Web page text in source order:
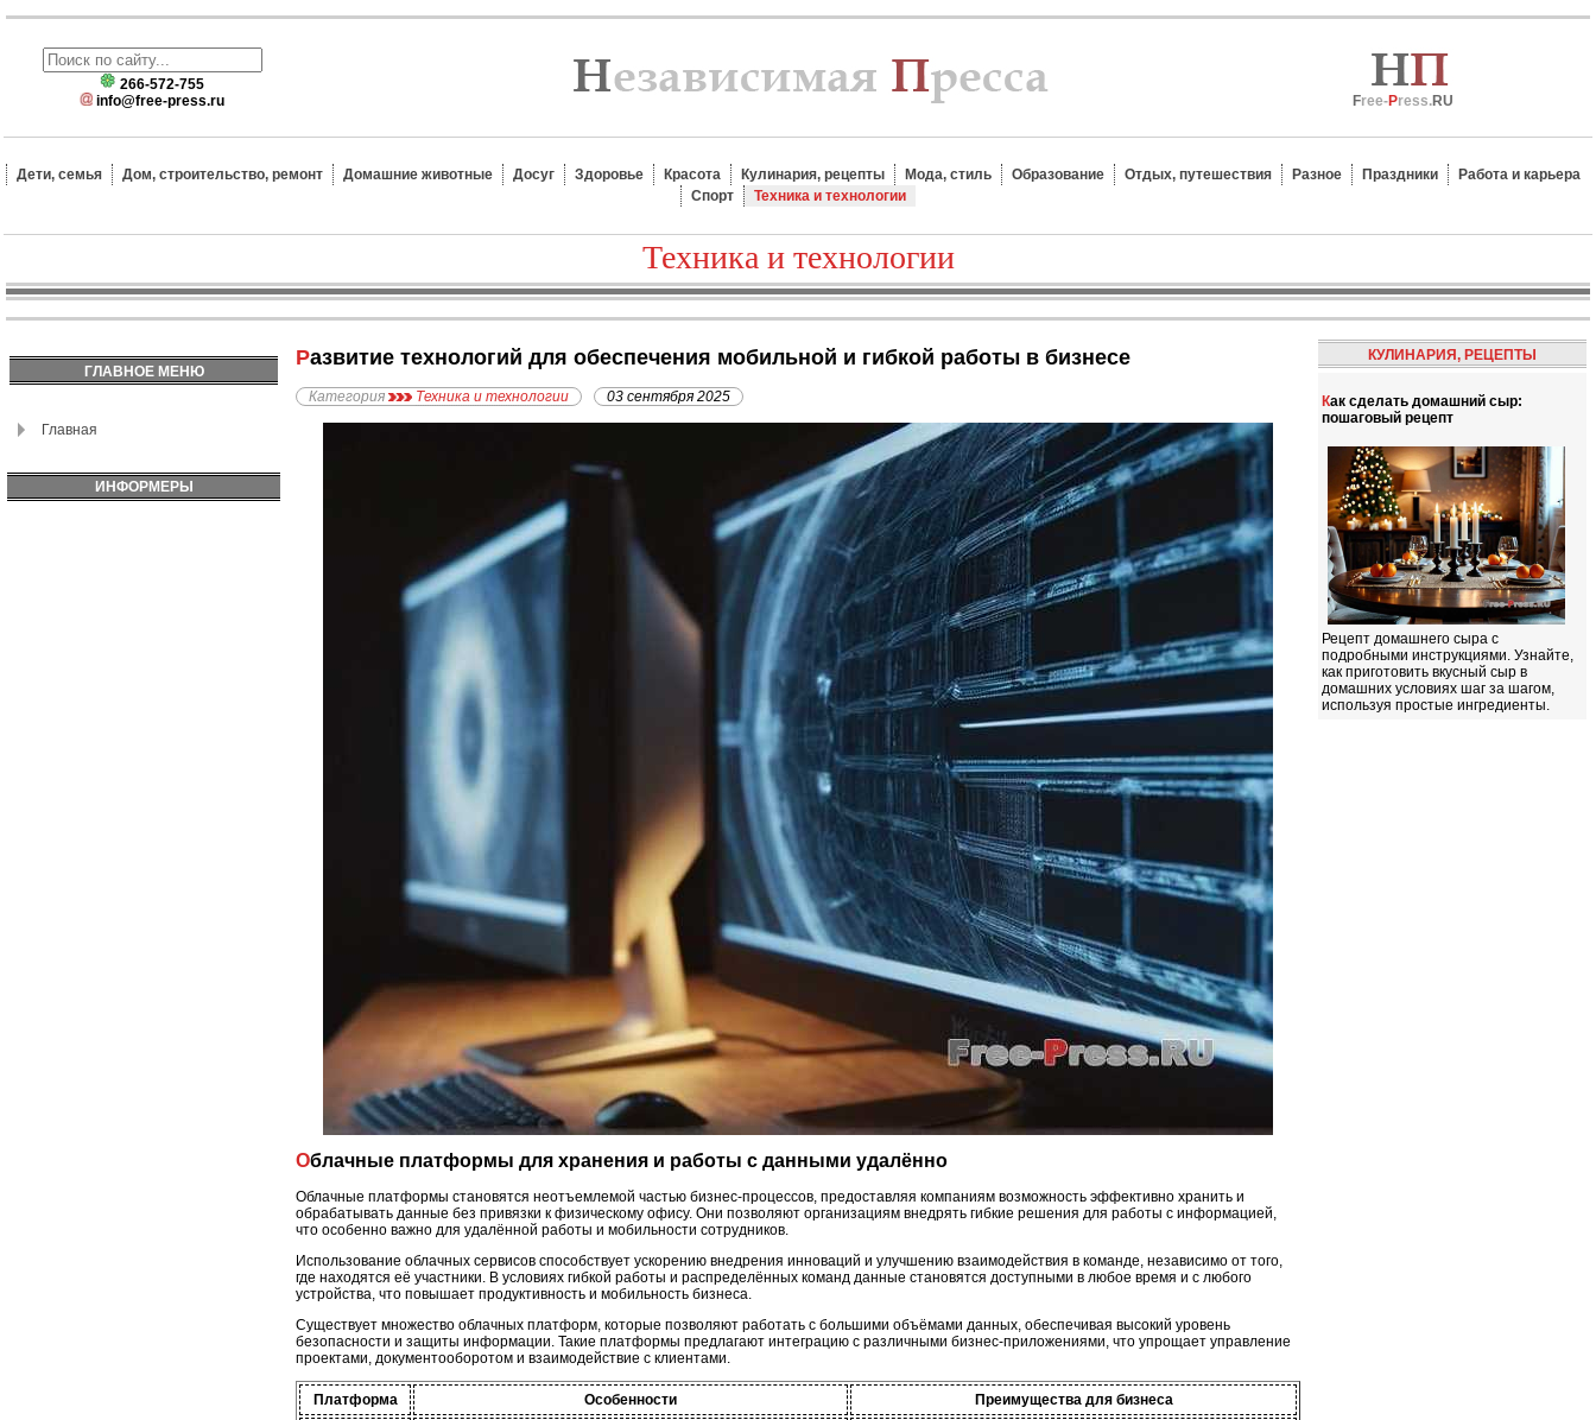
266-572-755
info@free-press.ru
Free-Press.RU
Дети, семья Дом, строительство, ремонт Домашние животные Досуг Здоровье Красота Кулинария, рецепты Мода, стиль Образование Отдых, путешествия Разное Праздники
Работа и карьера
Спорт
Техника и технологии
Техника и технологии
ГЛАВНОЕ МЕНЮ
Главная
ИНФОРМЕРЫ
Развитие технологий для обеспечения мобильной и гибкой работы в бизнесе
Категория Техника и технологии 03 сентября 2025
Облачные платформы для хранения и работы с данными удалённо
Облачные платформы становятся неотъемлемой частью бизнес-процессов, предоставляя компаниям возможность эффективно хранить и
обрабатывать данные без привязки к физическому офису. Они позволяют организациям внедрять гибкие решения для работы с информацией,
что особенно важно для удалённой работы и мобильности сотрудников.
Использование облачных сервисов способствует ускорению внедрения инноваций и улучшению взаимодействия в команде, независимо от того,
где находятся её участники. В условиях гибкой работы и распределённых команд данные становятся доступными в любое время и с любого
устройства, что повышает продуктивность и мобильность бизнеса.
Существует множество облачных платформ, которые позволяют работать с большими объёмами данных, обеспечивая высокий уровень
безопасности и защиты информации. Такие платформы предлагают интеграцию с различными бизнес-приложениями, что упрощает управление
проектами, документооборотом и взаимодействие с клиентами.
Платформа Особенности Преимущества для бизнеса
КУЛИНАРИЯ, РЕЦЕПТЫ
Как сделать домашний сыр:
пошаговый рецепт
Рецепт домашнего сыра с
подробными инструкциями. Узнайте,
как приготовить вкусный сыр в
домашних условиях шаг за шагом,
используя простые ингредиенты.